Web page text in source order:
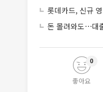
롯데카드, 신규
돈 몰려와도⋯대
좋아요
0